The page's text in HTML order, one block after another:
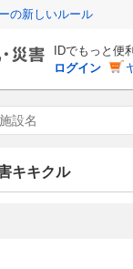
の新しいルール
IDでもっと便
ログイン
キキクル